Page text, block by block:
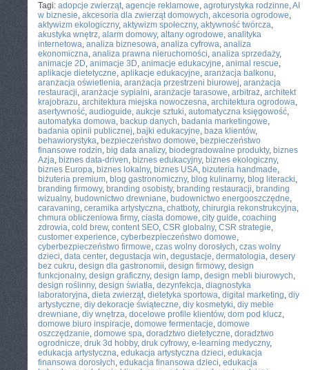
Tagi: adopcje zwierząt, agencje reklamowe, agroturystyka rodzinne,AI
w biznesie, akcesoria dla zwierząt domowych, akcesoria ogrodowe,
aktywizm ekologiczny, aktywizm społeczny, aktywność twórcza,
akustyka wnętrz, alarm domowy, altany ogrodowe, analityka
internetowa, analiza biznesowa, analiza cyfrowa, analiza
ekonomiczna, analiza prawna nieruchomości, analiza sprzedaży,
animacje 2D, animacje 3D, animacje edukacyjne, animal rescue,
aplikacje dietetyczne, aplikacje edukacyjne, aranżacja balkonu,
aranżacja oświetlenia, aranżacja przestrzeni biurowej, aranżacja
restauracji, aranżacje sypialni, aranżacje tarasowe, arbitraż, architekt
krajobrazu, architektura miejska nowoczesna, architektura ogrodowa,
asertywność, audioguide, aukcje sztuki, automatyczna księgowość,
automatyka domowa, backup danych, badania marketingowe,
badania opinii publicznej, bajki edukacyjne, baza klientów,
behawiorystyka, bezpieczeństwo domowe, bezpieczeństwo
finansowe rodzin, big data analizy, biodegradowalne produkty, biznes
Azja, biznes data-driven, biznes edukacyjny, biznes ekologiczny,
biznes Europa, biznes lokalny, biznes USA, bizuteria handmade,
biżuteria premium, blog gastronomiczny, blog kulinarny, blog literacki,
branding firmowy, branding osobisty, branding restauracji, branding
wizualny, budownictwo drewniane, budownictwo energooszczędne,
caravaning, ceramika artystyczna, chatboty, chirurgia rekonstrukcyjna,
chmura obliczeniowa firmy, ciasta domowe, city guide, coaching
zdrowia, cold brew, content SEO, CSR globalny, CSR strategie,
customer experience, cyberbezpieczeństwo domowe,
cyberbezpieczeństwo firmowe, czas wolny dorosłych, czas wolny
dzieci, data center, degustacja win, degustacje, dermatologia, desery
bez cukru, design dla gastronomii, design firmowy, design
funkcjonalny, design graficzny, design lamp, design mebli biurowych,
design roślinny, design światła, dezynfekcja, diagnostyka
laboratoryjna, dieta zwierząt, dietetyka sportowa, digital marketing, diy
artystyczne, diy dekoracje świąteczne, diy kosmetyki, diy meble
drewniane, diy wnętrza, docelowe profile klientów, dom pod klucz,
domowe biuro inspiracje, domowe fermentacje, domowe
oszczędzanie, domowe spa, doradztwo dietetyczne, doradztwo
ogrodnicze, druk 3d hobby, druk cyfrowy, e-learning medyczny,
edukacja artystyczna, edukacja artystyczna dzieci, edukacja
finansowa dorosłych, edukacja finansowa dzieci, edukacja